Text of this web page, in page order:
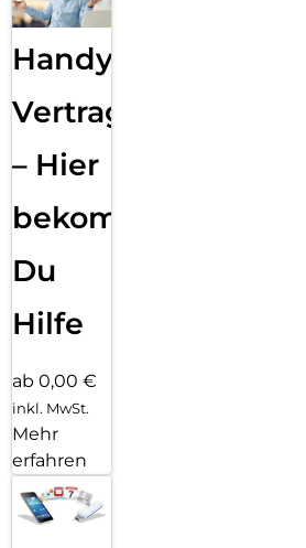
Handy
Vertragsabwicklung
– Hier
bekommst
Du
Hilfe
ab 0,00 €
inkl. MwSt.
Mehr
erfahren